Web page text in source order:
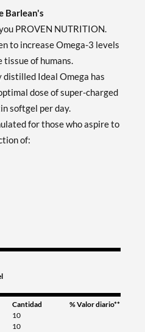
Barlean's
PROVEN NUTRITION.
to increase Omega-3 levels
tissue of humans.
Ideal Omega has
dose of super-charged
softgel per day.
for those who aspire to
of:
Cantidad
% Valor diario**
10
10